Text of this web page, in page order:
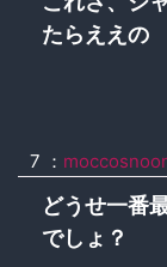
たらええの
7 ：
どうせ一番
でしょ？